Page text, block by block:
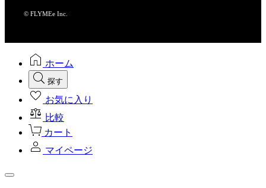
© FLYMEe Inc.
ホーム
探す
お気に入り
比較
カート
マイページ